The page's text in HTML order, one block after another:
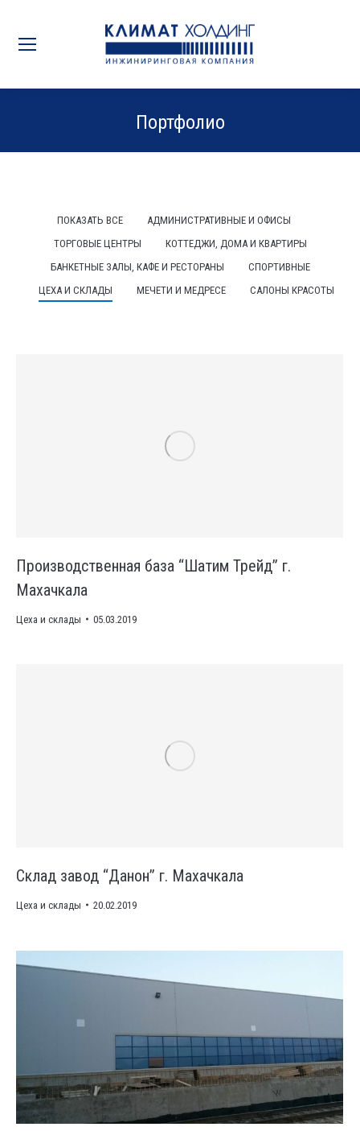
Портфолио
ПОКАЗАТЬ ВСЕ
АДМИНИСТРАТИВНЫЕ И ОФИСЫ
ТОРГОВЫЕ ЦЕНТРЫ
КОТТЕДЖИ, ДОМА И КВАРТИРЫ
БАНКЕТНЫЕ ЗАЛЫ, КАФЕ И РЕСТОРАНЫ
СПОРТИВНЫЕ
ЦЕХА И СКЛАДЫ
МЕЧЕТИ И МЕДРЕСЕ САЛОНЫ КРАСОТЫ
Производственная база “Шатим Трейд” г.
Махачкала
Цеха и склады 05.03.2019
Склад завод “Данон” г. Махачкала
Цеха и склады 20.02.2019